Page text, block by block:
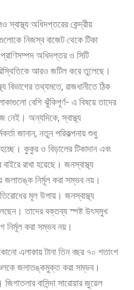
স্বাস্থ্য অধিদপ্তরের কেন্দ্রীয়
নিজস্ব বাজেট থেকে টিকা
অধিদপ্তর ও সিটি
আরও জটিল করে তুলেছে।
বিভাগের তথ্যমতে, রাজধানীতে ঠিক
বেশি ঝুঁকিপূর্ণ- এ বিষয়ে তাদের
নেই। অন্যদিকে, স্বাস্থ্য
জানান, নতুন পরিকল্পনায় শুধু
কুকুর ও বিড়ালের টিকাদান এবং
রাখা হয়েছে। জনস্বাস্থ্য
জলাতঙ্ক নির্মূল করা সম্ভব নয়।
মূল উপায়। জনস্বাস্থ্য
তাদের বক্তব্য স্পষ্ট উৎসমুখ
নির্মূল করা সম্ভব নয়।
এলাকায় টানা তিন বছর ৭০ শতাংশ
জলাতঙ্কমুক্ত করা সম্ভব।
বাসিন্দা সারোয়ার জুয়েল